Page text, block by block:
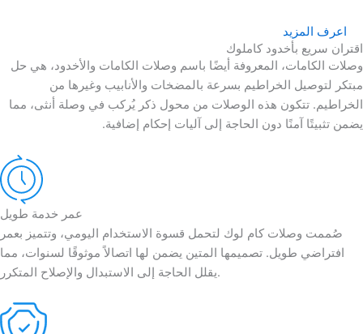
اعرف المزيد
اقتران سريع بأخدود كاملوك
وصلات الكامات، المعروفة أيضًا باسم وصلات الكامات والأخدود، هي حل
مبتكر لتوصيل الخراطيم بسرعة بالمضخات والأنابيب وغيرها من
الخراطيم. تتكون هذه الوصلات من محول ذكر يُركب في وصلة أنثى، مما
يضمن تثبيتًا آمنًا دون الحاجة إلى آليات إحكام إضافية.
عمر خدمة طويل
صُممت وصلات كام لوك لتحمل قسوة الاستخدام اليومي، وتتميز بعمر
افتراضي طويل. تصميمها المتين يضمن لها اتصالاً موثوقًا لسنوات، مما
يقلل الحاجة إلى الاستبدال والإصلاح المتكرر.